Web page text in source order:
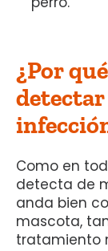
¿Por
Como en
detecta de
anda bien
mascota,
tratamiento